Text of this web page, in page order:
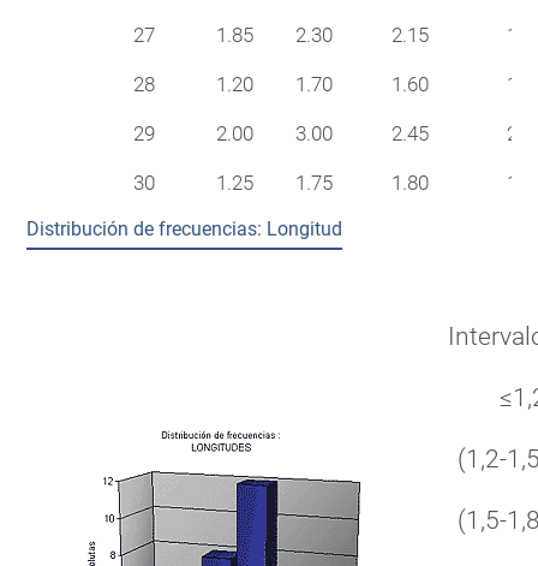
27 1.85 2.30 2.15 15
28 1.20 1.70 1.60 14
29 2.00 3.00 2.45 20
30 1.25 1.75 1.80 16
Distribución de frecuencias: Longitud
(1,2-
(1,5-